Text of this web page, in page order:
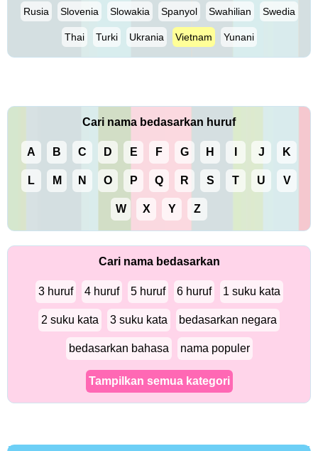
Rusia Slovenia Slowakia Spanyol Swahilian Swedia
Thai Turki Ukrania Vietnam Yunani
Cari nama bedasarkan huruf
A B C D E F G H J K
L M N O P Q R S T U V
W X Y Z
Cari nama bedasarkan
3 huruf 4 huruf 5 huruf 6 huruf 1 suku kata
2 suku kata 3 suku kata bedasarkan negara
bedasarkan bahasa nama populer
Tampilkan semua kategori